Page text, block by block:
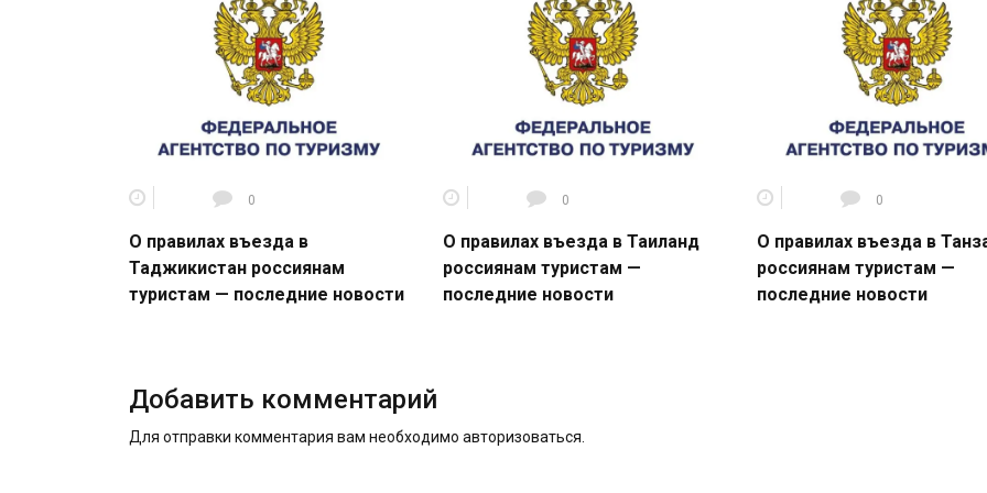
0
О правилах въезда в
Таджикистан россиянам
туристам — последние новости
0
О правилах въезда в Таиланд
россиянам туристам —
последние новости
0
О правилах въезда в
россиянам туристам —
последние новости
Добавить комментарий
Для отправки комментария вам необходимо авторизоваться